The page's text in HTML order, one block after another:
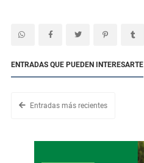
ENTRADAS QUE PUEDEN INTERESARTE
Entradas más recientes